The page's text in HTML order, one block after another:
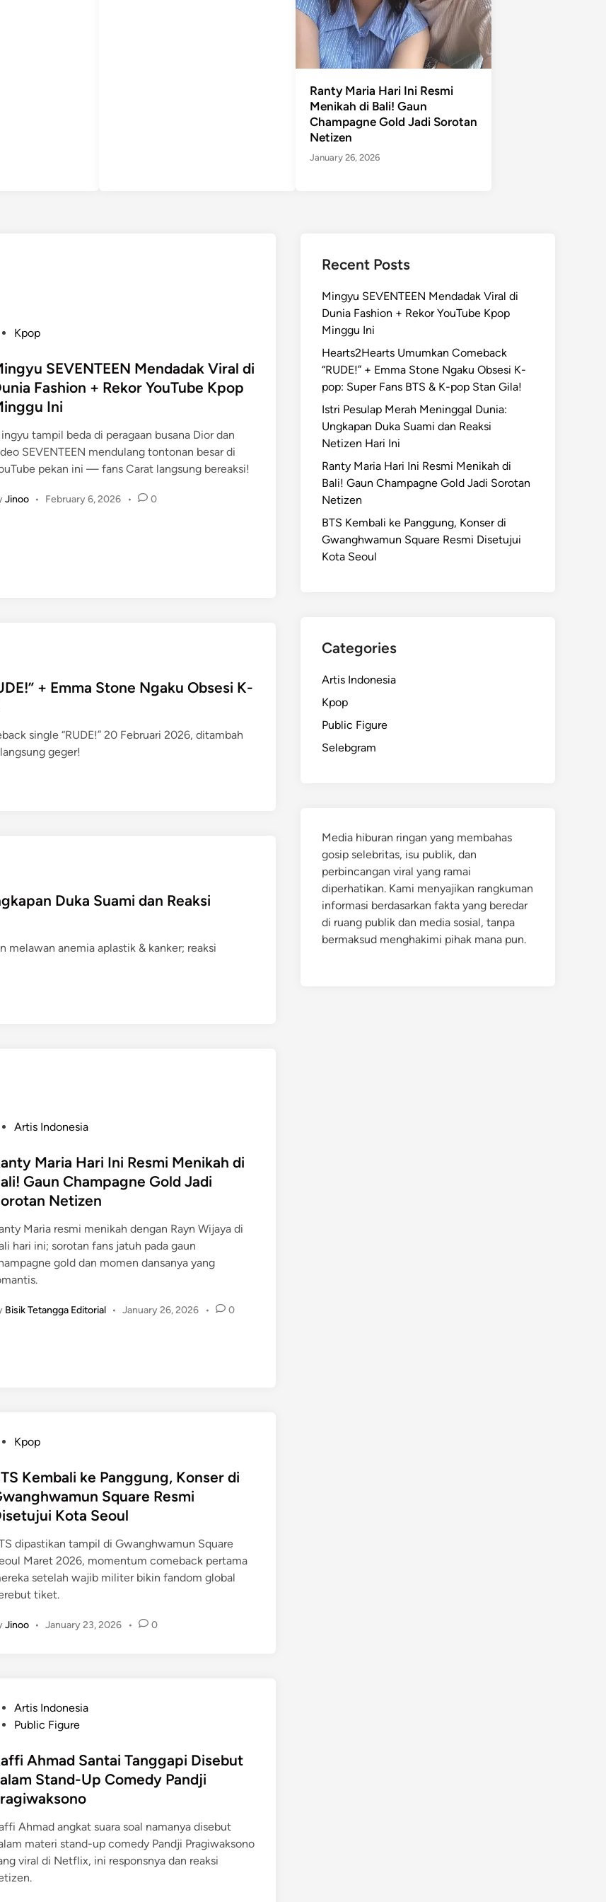
Ranty Maria Hari Ini Resmi
Menikah di Bali! Gaun
Champagne Gold Jadi Sorotan
Netizen
January 26, 2026
Kpop
SEVENTEEN Mendadak Viral di
Fashion + Rekor YouTube Kpop
Ini
tampil beda di peragaan busana Dior dan
SEVENTEEN mendulang tontonan besar di
pekan ini — fans Carat langsung bereaksi!
Jinoo • February 6, 2026 • 0
+ Emma Stone Ngaku Obsesi K-
single “RUDE!” 20 Februari 2026, ditambah
geger!
Duka Suami dan Reaksi
melawan anemia aplastik & kanker; reaksi
Artis Indonesia
Maria Hari Ini Resmi Menikah di
Gaun Champagne Gold Jadi
Netizen
Maria resmi menikah dengan Rayn Wijaya di
hari ini; sorotan fans jatuh pada gaun
gold dan momen dansanya yang
Bisik Tetangga Editorial • January 26, 2026 • 0
Kpop
Kembali ke Panggung, Konser di
Square Resmi
Kota Seoul
dipastikan tampil di Gwanghwamun Square
Maret 2026, momentum comeback pertama
setelah wajib militer bikin fandom global
tiket.
Jinoo • January 23, 2026 • 0
Artis Indonesia
Public Figure
Ahmad Santai Tanggapi Disebut
Stand-Up Comedy Pandji
Ahmad angkat suara soal namanya disebut
materi stand-up comedy Pandji Pragiwaksono
viral di Netflix, ini responsnya dan reaksi
Recent Posts
Mingyu SEVENTEEN Mendadak Viral di
Dunia Fashion + Rekor YouTube Kpop
Minggu Ini
Hearts2Hearts Umumkan Comeback
“RUDE!” + Emma Stone Ngaku Obsesi K-
pop: Super Fans BTS & K-pop Stan Gila!
Istri Pesulap Merah Meninggal Dunia:
Ungkapan Duka Suami dan Reaksi
Netizen Hari Ini
Ranty Maria Hari Ini Resmi Menikah di
Bali! Gaun Champagne Gold Jadi Sorotan
Netizen
BTS Kembali ke Panggung, Konser di
Gwanghwamun Square Resmi Disetujui
Kota Seoul
Categories
Artis Indonesia
Kpop
Public Figure
Selebgram
Media hiburan ringan yang membahas
gosip selebritas, isu publik, dan
perbincangan viral yang ramai
diperhatikan. Kami menyajikan rangkuman
informasi berdasarkan fakta yang beredar
di ruang publik dan media sosial, tanpa
bermaksud menghakimi pihak mana pun.